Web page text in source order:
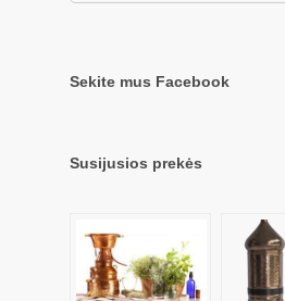
Sekite mus Facebook
Susijusios prekės